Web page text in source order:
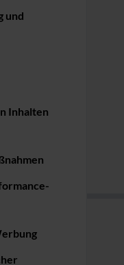
und
Inhalten